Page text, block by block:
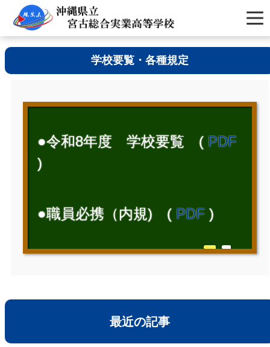
学校要覧・各種規定
●令和8年度 学校要覧 ( PDF
)
●職員必携（内規) ( PDF )
最近の記事